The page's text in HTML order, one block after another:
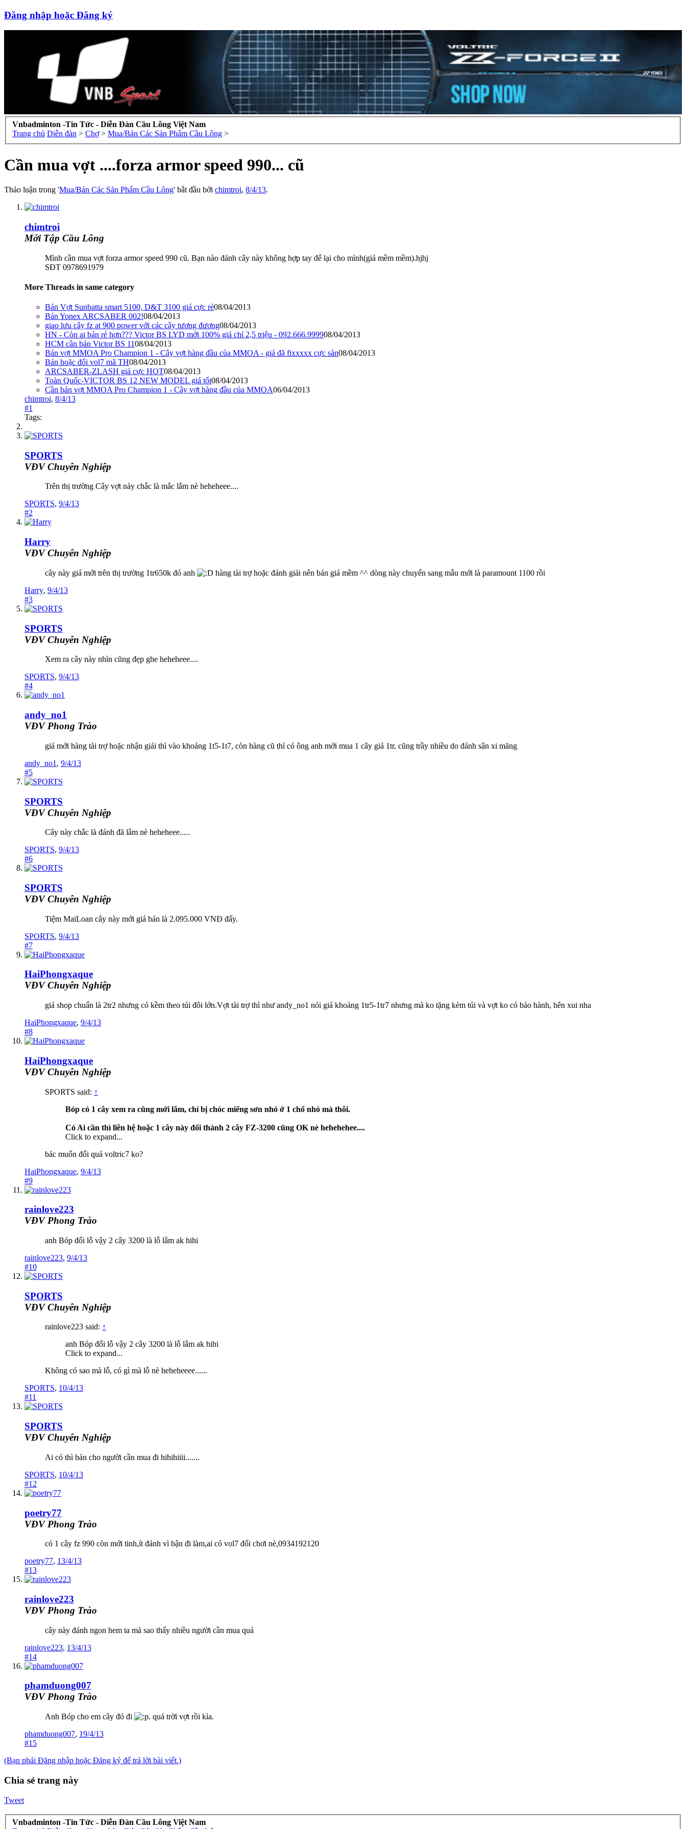
Đăng nhập hoặc Đăng ký
Vnbadminton -Tin Tức - Diễn Đàn Cầu Lông Việt Nam
Trang chủ Diễn đàn > Chợ > Mua/Bán Các Sản Phẩm Cầu Lông >
Cần mua vợt ....forza armor speed 990... cũ
Thảo luận trong 'Mua/Bán Các Sản Phẩm Cầu Lông' bắt đầu bởi chimtroi, 8/4/13.
chimtroi
Mới Tập Cầu Lông
Mình cần mua vợt forza armor speed 990 cũ. Bạn nào đánh cây này không hợp tay để lại cho mình(giá mềm mềm).hjhj
SĐT 0978691979
More Threads in same category
Bán Vợt Sunbatta smart 5100, D&T 3100 giá cực rẻ08/04/2013
Bán Yonex ARCSABER 002!08/04/2013
giao lưu cây fz at 900 power với các cây tương đương08/04/2013
HN - Còn ai bán rẻ hơn??? Victor BS LYD mới 100% giá chỉ 2,5 triệu - 092.666.999908/04/2013
HCM cần bán Victor BS 1108/04/2013
Bán vợt MMOA Pro Champion 1 - Cây vợt hàng đầu của MMOA - giá đã fixxxxx cực sàn08/04/2013
Bán hoặc đổi vol7 mã TH08/04/2013
ARCSABER-ZLASH giá cực HOT08/04/2013
Toàn Quốc-VICTOR BS 12 NEW MODEL giá tốt08/04/2013
Cần bán vợt MMOA Pro Champion 1 - Cây vợt hàng đầu của MMOA06/04/2013
chimtroi, 8/4/13
#1
Tags:
SPORTS
VĐV Chuyên Nghiệp
Trên thị trường Cây vợt này chắc là mắc lắm nè heheheee....
SPORTS, 9/4/13
#2
Harry
VĐV Chuyên Nghiệp
cây này giá mới trên thị trường 1tr650k đó anh
hàng tài trợ hoặc đánh giải nên bán giá mềm ^^ dòng này chuyển sang mẫu mới là paramount 1100 rồi
Harry, 9/4/13
#3
SPORTS
VĐV Chuyên Nghiệp
Xem ra cây này nhìn cũng đẹp ghe heheheee....
SPORTS, 9/4/13
#4
andy_no1
VĐV Phong Trào
giá mới hàng tài trợ hoặc nhận giải thì vào khoảng 1t5-1t7, còn hàng cũ thì có ông anh mới mua 1 cây giá 1tr, cũng trầy nhiều do đánh sân xi măng
andy_no1 , 9/4/13
#5
SPORTS
VĐV Chuyên Nghiệp
Cây này chắc là đánh đã lắm nè heheheee.....
SPORTS, 9/4/13
#6
SPORTS
VĐV Chuyên Nghiệp
Tiệm MaiLoan cây này mới giá bán là 2.095.000 VNĐ đấy.
SPORTS, 9/4/13
#7
HaiPhongxaque
VĐV Chuyên Nghiệp
giá shop chuẩn là 2tr2 nhưng có kềm theo túi đôi lớn.Vợt tài trợ thì như andy_no1 nói giá khoảng 1tr5-1tr7 nhưng mà ko tặng kèm túi và vợt ko có bảo hành, hên xui nha
HaiPhongxaque, 9/4/13
#8
HaiPhongxaque
VĐV Chuyên Nghiệp
SPORTS said: ↑
Bóp có 1 cây xem ra cũng mới lắm, chỉ bị chóc miếng sơn nhỏ ở 1 chổ nhỏ mà thôi.
Có Ai cần thì liên hệ hoặc 1 cây này đổi thành 2 cây FZ-3200 cũng OK nè hehehehee....
Click to expand...
bác muốn đổi quá voltric7 ko?
HaiPhongxaque, 9/4/13
#9
rainlove223
VĐV Phong Trào
anh Bóp đổi lỗ vậy 2 cây 3200 là lỗ lắm ak hihi
rainlove223, 9/4/13
#10
SPORTS
VĐV Chuyên Nghiệp
rainlove223 said: ↑
anh Bóp đổi lỗ vậy 2 cây 3200 là lỗ lắm ak hihi
Click to expand...
Không có sao mà lỗ, có gì mà lỗ nè heheheeee......
SPORTS, 10/4/13
#11
SPORTS
VĐV Chuyên Nghiệp
Ai có thì bán cho người cần mua đi hihihiiii.......
SPORTS, 10/4/13
#12
poetry77
VĐV Phong Trào
có 1 cây fz 990 còn mới tinh,ít đánh vì bận đi làm,ai có vol7 đổi chơi nè,0934192120
poetry77, 13/4/13
#13
rainlove223
VĐV Phong Trào
cây này đánh ngon hem ta mà sao thấy nhiều người cần mua quá
rainlove223, 13/4/13
#14
phamduong007
VĐV Phong Trào
Anh Bóp cho em cây đó đi
. quá trời vợt rồi kìa.
phamduong007, 19/4/13
#15
(Bạn phải Đăng nhập hoặc Đăng ký để trả lời bài viết.)
Chia sẻ trang này
Tweet
Vnbadminton -Tin Tức - Diễn Đàn Cầu Lông Việt Nam